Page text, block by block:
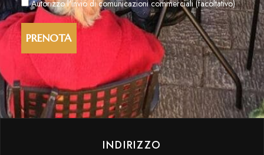
Autorizzo l'invio di comunicazioni commerciali (facoltativo)
INDIRIZZO